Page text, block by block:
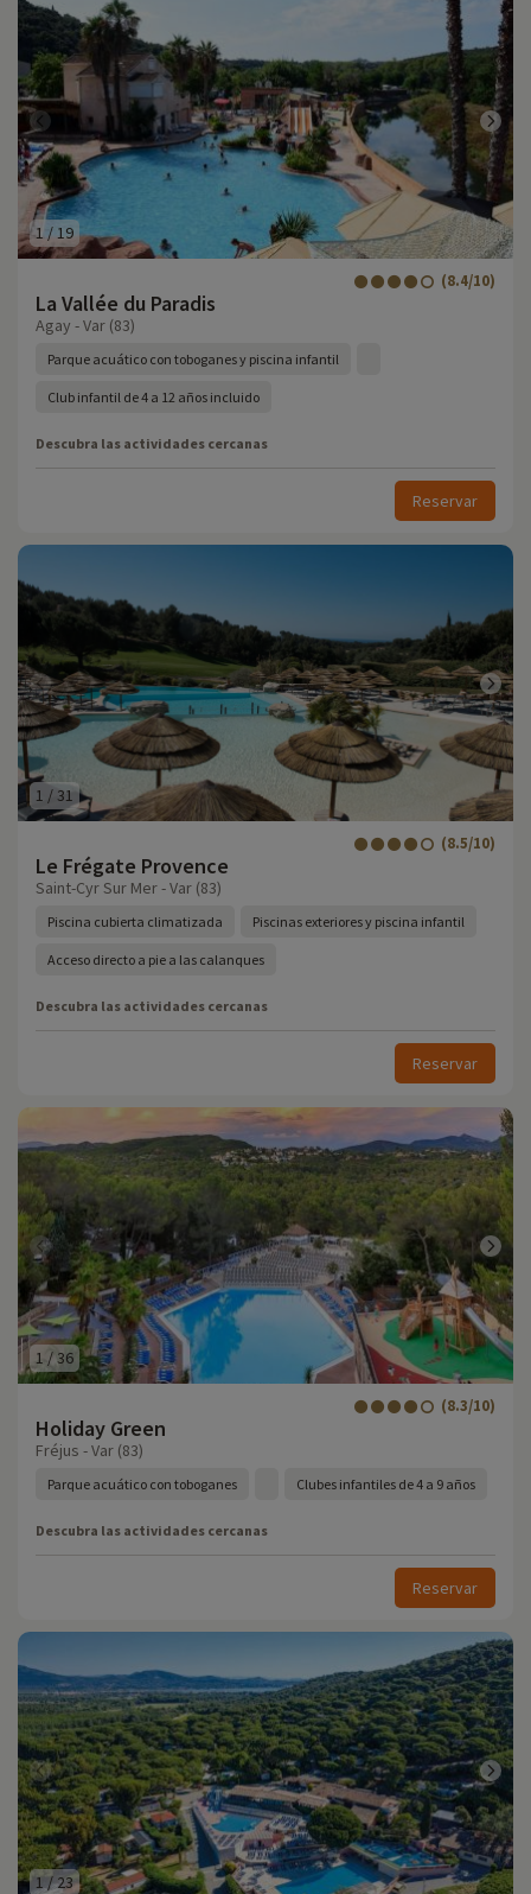
1 /19
La Vallée du Paradis
(8.4/10)
Agay - Var (83)
Parque acuático con toboganes y piscina infantil
Club infantil de 4 a 12 años incluido
Descubra las actividades cercanas
Reservar
1 /31
Le Frégate Provence
(8.5/10)
Saint-Cyr Sur Mer - Var (83)
Piscina cubierta climatizada Piscinas exteriores y piscina infantil
Acceso directo a pie a las calanques
Descubra las actividades cercanas
Reservar
1 /36
Holiday Green
(8.3/10)
Fréjus - Var (83)
Parque acuático con toboganes Clubes infantiles de 4 a 9 años
Descubra las actividades cercanas
Reservar
1 /23